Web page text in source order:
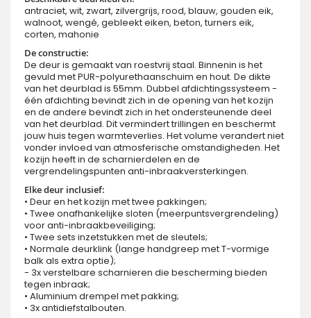
antraciet, wit, zwart, zilvergrijs, rood, blauw, gouden eik,
walnoot, wengé, gebleekt eiken, beton, turners eik,
corten, mahonie
De constructie:
De deur is gemaakt van roestvrij staal. Binnenin is het
gevuld met PUR-polyurethaanschuim en hout. De dikte
van het deurblad is 55mm. Dubbel afdichtingssysteem -
één afdichting bevindt zich in de opening van het kozijn
en de andere bevindt zich in het ondersteunende deel
van het deurblad. Dit vermindert trillingen en beschermt
jouw huis tegen warmteverlies. Het volume verandert niet
vonder invloed van atmosferische omstandigheden. Het
kozijn heeft in de scharnierdelen en de
vergrendelingspunten anti-inbraakversterkingen.
Elke deur inclusief:
• Deur en het kozijn met twee pakkingen;
• Twee onafhankelijke sloten (meerpuntsvergrendeling)
voor anti-inbraakbeveiliging;
• Twee sets inzetstukken met de sleutels;
• Normale deurklink (lange handgreep met T-vormige
balk als extra optie);
- 3x verstelbare scharnieren die bescherming bieden
tegen inbraak;
• Aluminium drempel met pakking;
• 3x antidiefstalbouten.